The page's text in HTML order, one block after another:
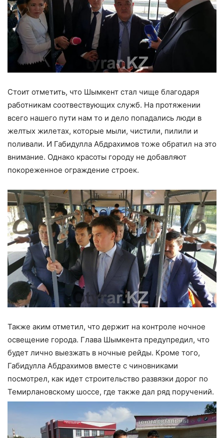
Стоит отметить, что Шымкент стал чище благодаря
работникам соотвествующих служб. На протяжении
всего нашего пути нам то и дело попадались люди в
желтых жилетах, которые мыли, чистили, пилили и
поливали. И Габидулла Абдрахимов тоже обратил на это
внимание. Однако красоты городу не добавляют
покореженное ограждение строек.
Также аким отметил, что держит на контроле ночное
освещение города. Глава Шымкента предупредил, что
будет лично выезжать в ночные рейды. Кроме того,
Габидулла Абдрахимов вместе с чиновниками
посмотрел, как идет строительство развязки дорог по
Темирлановскому шоссе, где также дал ряд поручений.